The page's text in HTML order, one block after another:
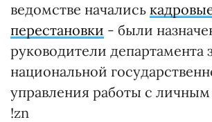
ведомстве начались
перестановки - были
руководители департамента
национальной
управления работы с личным
!zn